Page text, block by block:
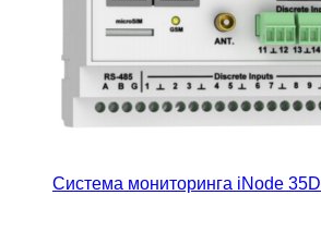
Система мониторинга iNode 35D